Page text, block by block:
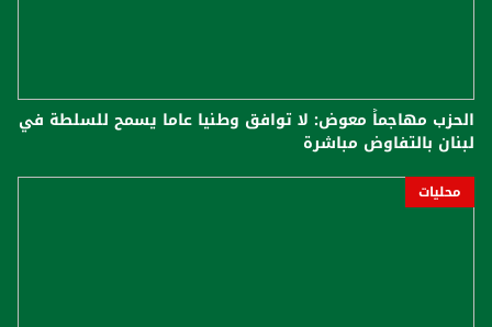
الحزب مهاجماً معوض: لا توافق وطنيا عاما يسمح للسلطة في
لبنان بالتفاوض مباشرة
محليات